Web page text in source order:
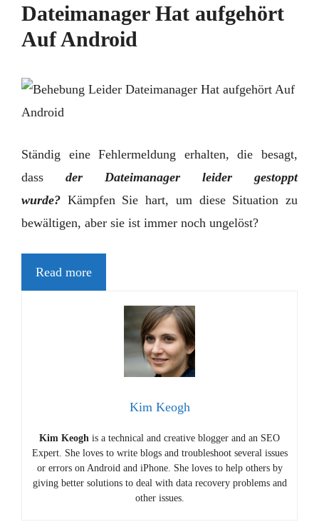
Dateimanager Hat aufgehört
Auf Android
Ständig eine Fehlermeldung erhalten, die besagt,
dass der Dateimanager leider gestoppt
wurde? Kämpfen Sie hart, um diese Situation zu
bewältigen, aber sie ist immer noch ungelöst?
Read more
Kim Keogh
Kim Keogh is a technical and creative blogger and an SEO
Expert. She loves to write blogs and troubleshoot several issues
or errors on Android and iPhone. She loves to help others by
giving better solutions to deal with data recovery problems and
other issues.